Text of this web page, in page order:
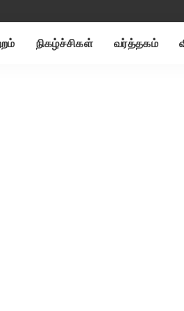
நிகழ்ச்சிகள் வர்த்தகம்